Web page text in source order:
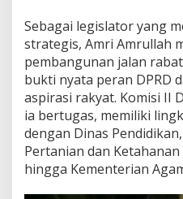
‎Sebagai legislator yang
strategis, Amri Amrullah
pembangunan jalan
bukti nyata peran DPRD
aspirasi rakyat. Komisi II
ia bertugas, memiliki
dengan Dinas
Pertanian dan
hingga Kementerian